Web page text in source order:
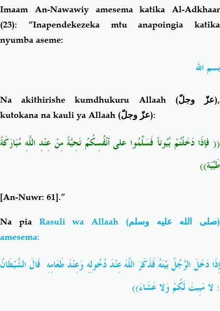
Imaam An-Nawawiy amesema katika Al-Adkhaar
(23): “Inapendekezeka mtu anapoingia katika
nyumba aseme:
بسم الله
Na akithirishe kumdhukuru Allaah (عزّ وجلّ),
kutokana na kauli ya Allaah (عزّ وجلّ):
(( فإذَا دَخَلْتُمْ بُيُوتاً فَسَلِّمُوا على أنْفُسِكُمُ تَحِيَّةً مِنْ عِنْدِ اللَّهِ مُبَارَكَةً
طَيِّبَة))
[An-Nuwr: 61].”
Na pia Rasuli wa Allaah (صلى الله عليه وسلم)
amesema:
إِذَادَخَلَالرَّجُلُبَيْتَهُفَذَكَرَاللَّهَعِنْدَدُخُولِهِوَعِنْدَطَعَامِهِ قَالَالشَّيْطَانُ
: لامَبِيتَلَكُمْوَلاعَشَاءَ))